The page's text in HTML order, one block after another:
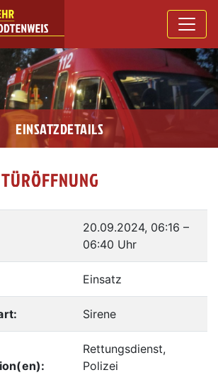
EINSATZDETAILS
20.09.2024, 06:16 –
06:40 Uhr
Einsatz
Sirene
Rettungsdienst,
Polizei